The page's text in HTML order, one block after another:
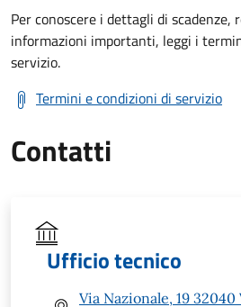
Per conoscere i dettagli di
informazioni importanti, leggi i
servizio.
Termini e condizioni di servizio
Contatti
Ufficio tecnico
Via Nazionale, 19